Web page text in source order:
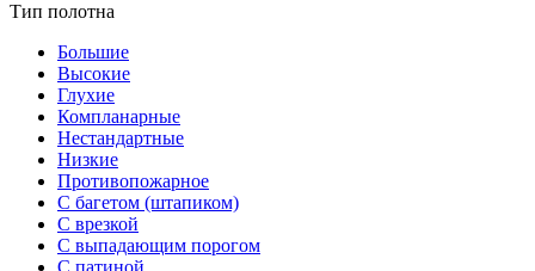
Тип полотна
Большие
Высокие
Глухие
Компланарные
Нестандартные
Низкие
Противопожарное
С багетом (штапиком)
С врезкой
С выпадающим порогом
С патиной